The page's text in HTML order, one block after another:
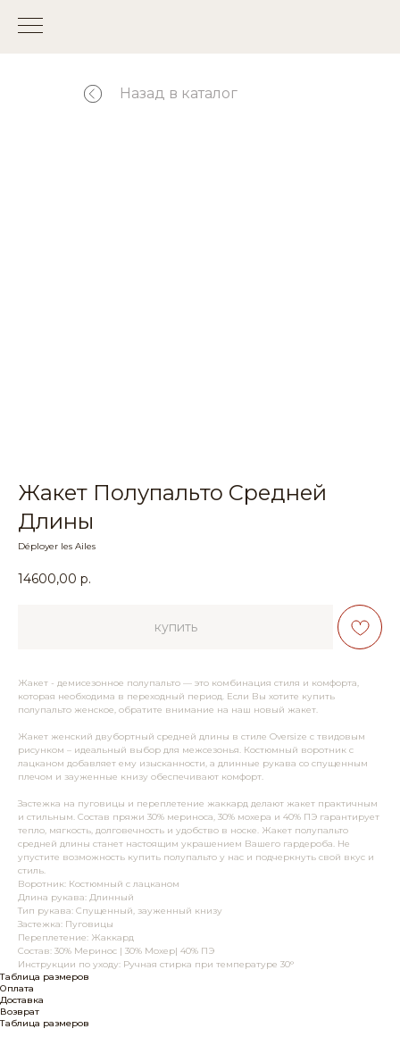
Назад в каталог
Жакет Полупальто Средней
Длины
Déployer les Ailes
14600,00 р.
купить
Жакет - демисезонное полупальто — это комбинация стиля и комфорта,
которая необходима в переходный период. Если Вы хотите купить
полупальто женское, обратите внимание на наш новый жакет.
Жакет женский двубортный средней длины в стиле Oversize с твидовым
рисунком – идеальный выбор для межсезонья. Костюмный воротник с
лацканом добавляет ему изысканности, а длинные рукава со спущенным
плечом и зауженные книзу обеспечивают комфорт.
Застежка на пуговицы и переплетение жаккард делают жакет практичным
и стильным. Состав пряжи 30% мериноса, 30% мохера и 40% ПЭ гарантирует
тепло, мягкость, долговечность и удобство в носке. Жакет полупальто
средней длины станет настоящим украшением Вашего гардероба. Не
упустите возможность купить полупальто у нас и подчеркнуть свой вкус и
стиль.
Воротник: Костюмный с лацканом
Длина рукава: Длинный
Тип рукава: Спущенный, зауженный книзу
Застежка: Пуговицы
Переплетение: Жаккард
Состав: 30% Меринос | 30% Мохер| 40% ПЭ
Инструкции по уходу: Ручная стирка при температуре 30°
Таблица размеров
Оплата
Доставка
Возврат
Таблица размеров